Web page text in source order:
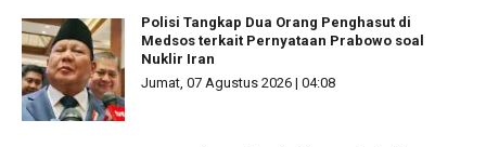
Polisi Tangkap Dua Orang Penghasut di
Medsos terkait Pernyataan Prabowo soal
Nuklir Iran
Jumat, 07 Agustus 2026 | 04:08